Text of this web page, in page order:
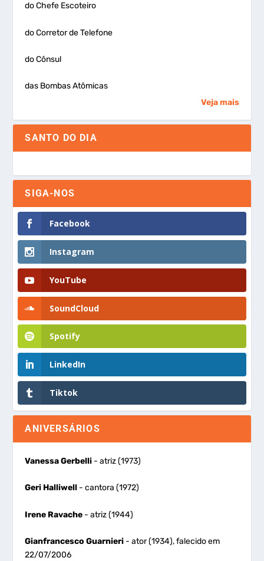
do Chefe Escoteiro
do Corretor de Telefone
do Cônsul
das Bombas Atômicas
Veja mais
SANTO DO DIA
SIGA-NOS
Facebook
Instagram
YouTube
SoundCloud
Spotify
LinkedIn
Tiktok
ANIVERSÁRIOS
Vanessa Gerbelli - atriz (1973)
Geri Halliwell - cantora (1972)
Irene Ravache - atriz (1944)
Gianfrancesco Guarnieri - ator (1934), falecido em
22/07/2006